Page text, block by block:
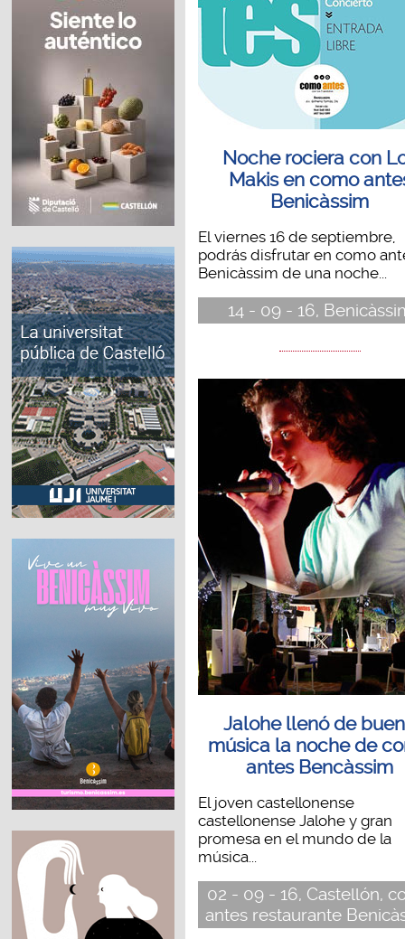
Noche rociera con
Makis en como
Benicàssim
El viernes 16 de septiembre,
podrás disfrutar en como
Benicàssim de una noche...
14 - 09 - 16,
Jalohe llenó de
música la noche de
antes Bencàssim
El joven castellonense
castellonense Jalohe y gran
promesa en el mundo de la
música...
02 - 09 - 16, Castellón,
antes restaurante